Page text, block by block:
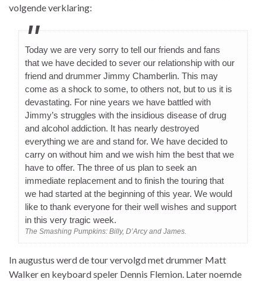
volgende verklaring:
Today we are very sorry to tell our friends and fans
that we have decided to sever our relationship with our
friend and drummer Jimmy Chamberlin. This may
come as a shock to some, to others not, but to us it is
devastating. For nine years we have battled with
Jimmy’s struggles with the insidious disease of drug
and alcohol addiction. It has nearly destroyed
everything we are and stand for. We have decided to
carry on without him and we wish him the best that we
have to offer. The three of us plan to seek an
immediate replacement and to finish the touring that
we had started at the beginning of this year. We would
like to thank everyone for their well wishes and support
in this very tragic week.
The Smashing Pumpkins: Billy, D’Arcy and James.
In augustus werd de tour vervolgd met drummer Matt
Walker en keyboard speler Dennis Flemion. Later noemde